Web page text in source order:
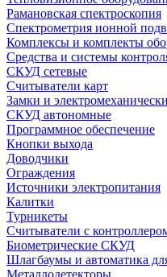
Рамановская спектроскопия
Спектрометрия ионной
Комплексы и комплекты
Средства и системы
СКУД сетевые
Считыватели карт
Замки и
СКУД автономные
Программное обеспечение
Кнопки выхода
Доводчики
Ограждения
Источники электропитания
Калитки
Турникеты
Считыватели с
Биометрические СКУД
Шлагбаумы и автоматика
Металлодетекторы